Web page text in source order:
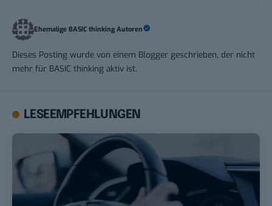
Ehemalige BASIC thinking Autoren
Dieses Posting wurde von einem Blogger geschrieben, der nicht
mehr für BASIC thinking aktiv ist.
LESEEMPFEHLUNGEN